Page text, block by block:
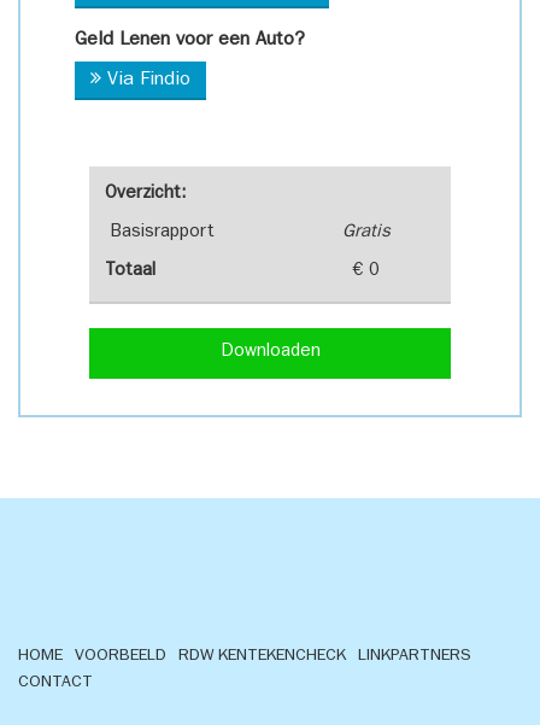
Overzicht:
Basisrapport Gratis
Totaal € 0
Downloaden
Geld Lenen voor een Auto?
Via Findio
HOME VOORBEELD RDW KENTEKENCHECK
LINKPARTNERS
CONTACT